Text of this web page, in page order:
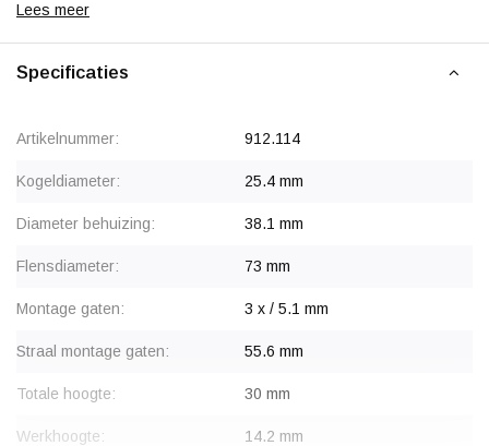
De minimale tussenruimte wordt berekend door de kortste lengte
van het te vervoeren object te delen door 3,5.
Lees meer
Specificaties
Artikelnummer: 912.114
Kogeldiameter: 25.4 mm
Diameter behuizing: 38.1 mm
Flensdiameter: 73 mm
Montage gaten: 3 x / 5.1 mm
Straal montage gaten: 55.6 mm
Totale hoogte: 30 mm
Werkhoogte: 14.2 mm